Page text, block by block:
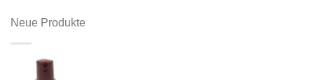
Neue Produkte